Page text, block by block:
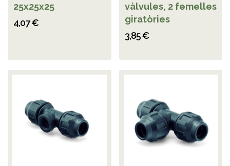
25x25x25
4,07 €
vàlvules, 2 femelles
giratòries
3,85 €